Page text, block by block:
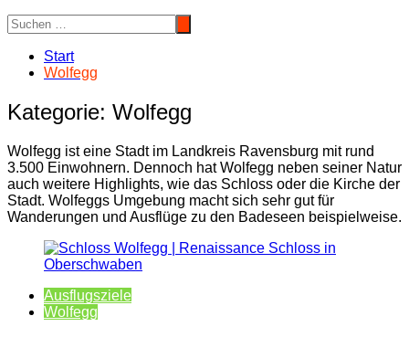
Start
Wolfegg
Kategorie: Wolfegg
Wolfegg ist eine Stadt im Landkreis Ravensburg mit rund
3.500 Einwohnern. Dennoch hat Wolfegg neben seiner Natur
auch weitere Highlights, wie das Schloss oder die Kirche der
Stadt. Wolfeggs Umgebung macht sich sehr gut für
Wanderungen und Ausflüge zu den Badeseen beispielweise.
Ausflugsziele
Wolfegg